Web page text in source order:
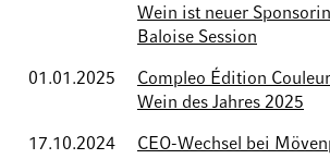
Wein ist neuer
Baloise Session
01.01.2025
Compleo Édition
Wein des Jahres 2025
17.10.2024 CEO-Wechsel bei